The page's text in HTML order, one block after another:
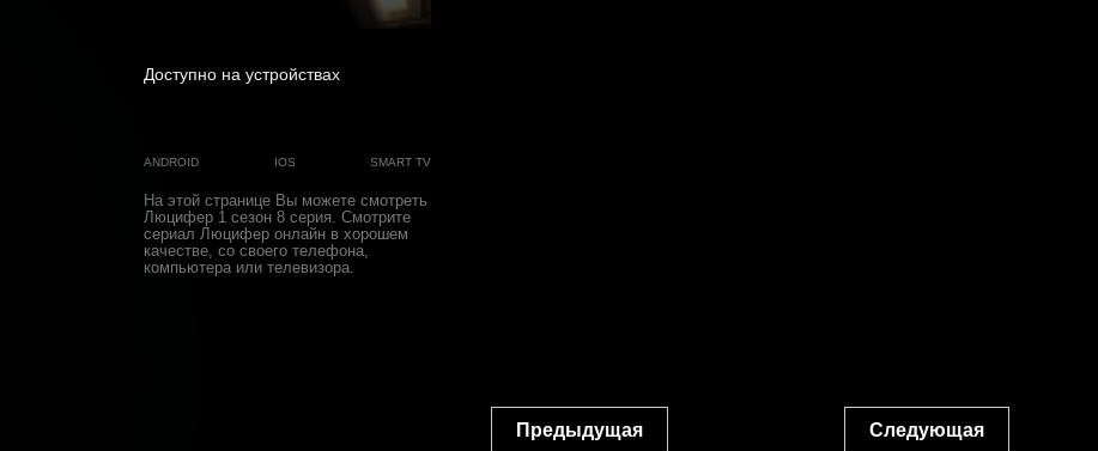
Доступно на устройствах
ANDROID IOS SMART TV
На этой странице Вы можете смотреть
Люцифер 1 cезон 8 cерия. Смотрите
сериал Люцифер онлайн в хорошем
качестве, со своего телефона,
компьютера или телевизора.
Предыдущая Следующая